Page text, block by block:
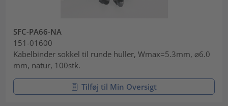
SFC-PA66-NA
151-01600
Kabelbinder sokkel til runde huller, Wmax=5.3mm, ⌀6.0
mm, natur, 100stk.
Tilføj til Min Oversigt